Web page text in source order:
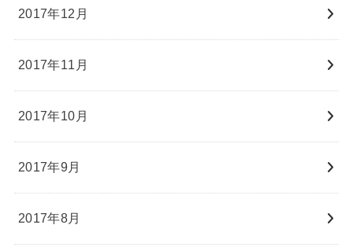
2017年12月
2017年11月
2017年10月
2017年9月
2017年8月